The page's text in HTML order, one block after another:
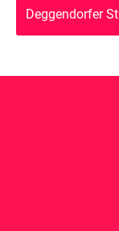
Deggendorfer